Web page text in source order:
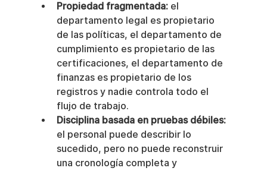
Propiedad fragmentada: el
departamento legal es propietario
de las políticas, el departamento de
cumplimiento es propietario de las
certificaciones, el departamento de
finanzas es propietario de los
registros y nadie controla todo el
flujo de trabajo.
Disciplina basada en pruebas débiles:
el personal puede describir lo
sucedido, pero no puede reconstruir
una cronología completa y